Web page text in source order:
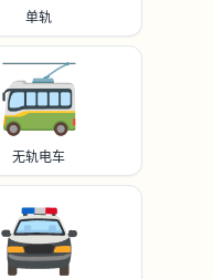
单轨
🚎
无轨电车
🚔️